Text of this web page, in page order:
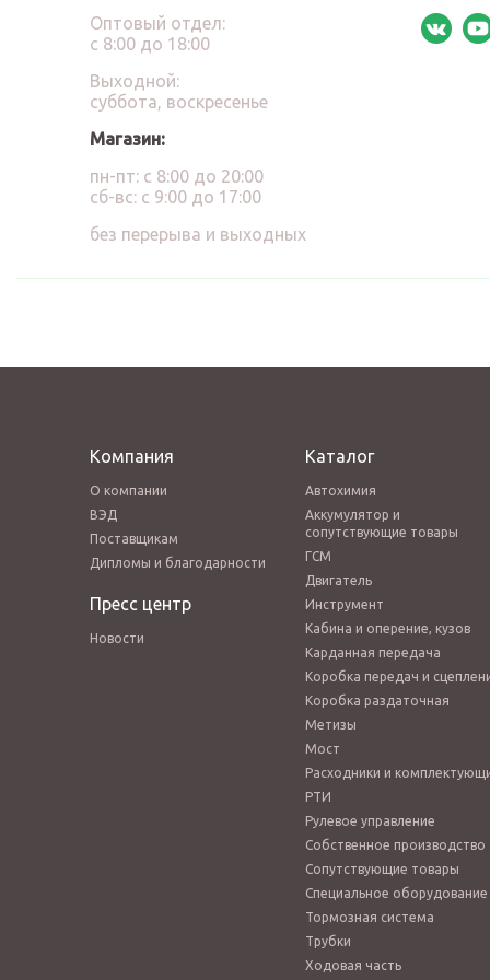
Оптовый отдел:
с 8:00 до 18:00
Выходной:
суббота, воскресенье
Магазин:
пн-пт: с 8:00 до 20:00
сб-вс: с 9:00 до 17:00
без перерыва и выходных
Компания
О компании
ВЭД
Поставщикам
Дипломы и благодарности
Пресс центр
Новости
Каталог
Автохимия
Аккумулятор и
сопутствующие товары
ГСМ
Двигатель
Инструмент
Кабина и оперение, кузов
Карданная передача
Коробка передач и
Коробка раздаточная
Метизы
Мост
Расходники и
РТИ
Рулевое управление
Собственное производство
Сопутствующие товары
Специальное оборудование
Тормозная система
Трубки
Ходовая часть